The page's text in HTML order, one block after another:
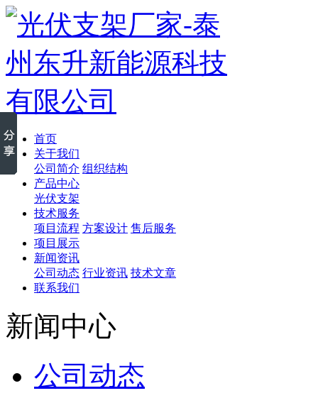
首页
关于我们
公司简介 组织结构
产品中心
光伏支架
技术服务
项目流程 方案设计 售后服务
项目展示
新闻资讯
公司动态 行业资讯 技术文章
联系我们
新闻中心
公司动态